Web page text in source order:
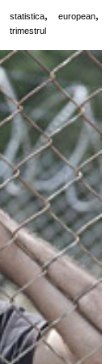
statistica, european,
trimestrul